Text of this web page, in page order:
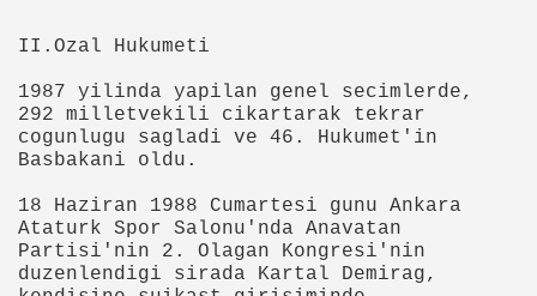
II.Ozal Hukumeti
1987 yilinda yapilan genel secimlerde,
292 milletvekili cikartarak tekrar
cogunlugu sagladi ve 46. Hukumet'in
Basbakani oldu.
18 Haziran 1988 Cumartesi gunu Ankara
Ataturk Spor Salonu'nda Anavatan
Partisi'nin 2. Olagan Kongresi'nin
duzenlendigi sirada Kartal Demirag,
Aday Adayı Oldu
saatte kapınızda
Programa Başlıyor
Kapsayan Seçim Anketi